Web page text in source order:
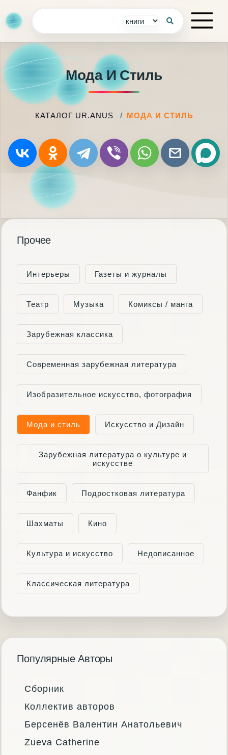
Мода И Стиль
КАТАЛОГ UR.ANUS МОДА И СТИЛЬ
Прочее
Интерьеры Газеты и журналы
Театр Музыка Комиксы / манга
Зарубежная классика
Современная зарубежная литература
Изобразительное искусство, фотография
Мода и стиль Искусство и Дизайн
Зарубежная литература о культуре и
искусстве
Фанфик Подростковая литература
Шахматы Кино
Культура и искусство Недописанное
Классическая литература
Популярные Авторы
Сборник
Коллектив авторов
Берсенёв Валентин Анатольевич
Zueva Catherine